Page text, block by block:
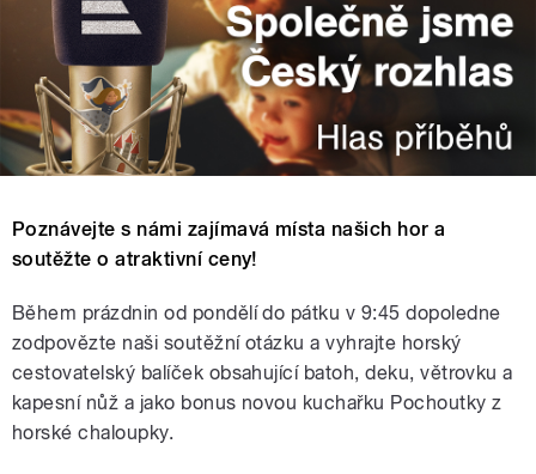
Poznávejte s námi zajímavá místa našich hor a
soutěžte o atraktivní ceny!
Během prázdnin od pondělí do pátku v 9:45 dopoledne
zodpovězte naši soutěžní otázku a vyhrajte horský
cestovatelský balíček obsahující batoh, deku, větrovku a
kapesní nůž a jako bonus novou kuchařku Pochoutky z
horské chaloupky.